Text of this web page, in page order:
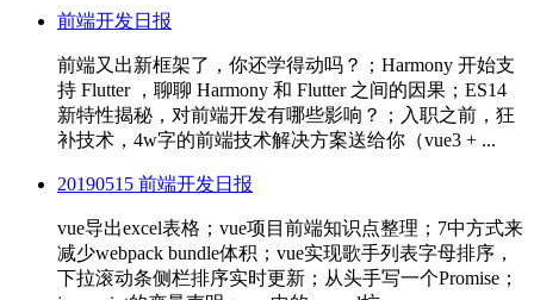
前端开发日报
前端又出新框架了，你还学得动吗？；Harmony 开始支
持 Flutter ，聊聊 Harmony 和 Flutter 之间的因果；ES14
新特性揭秘，对前端开发有哪些影响？；入职之前，狂
补技术，4w字的前端技术解决方案送给你（vue3 + ...
20190515 前端开发日报
vue导出excel表格；vue项目前端知识点整理；7中方式来
减少webpack bundle体积；vue实现歌手列表字母排序，
下拉滚动条侧栏排序实时更新；从头手写一个Promise；